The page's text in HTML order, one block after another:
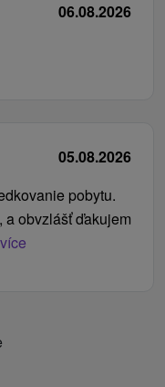
06.08.2026
05.08.2026
pobytu.
obvzlášť ďakujem